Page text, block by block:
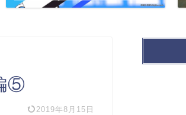
⑤
2019年8月15日